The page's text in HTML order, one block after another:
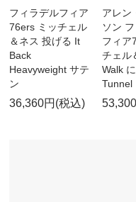
フィラデルフィア
76ers ミッチェル
＆ネス 投げる It
Back
Heavyweight サテ
ン
36,360円(税込)
アレン
ソン
フィア
チェル
Walk
Tunnel